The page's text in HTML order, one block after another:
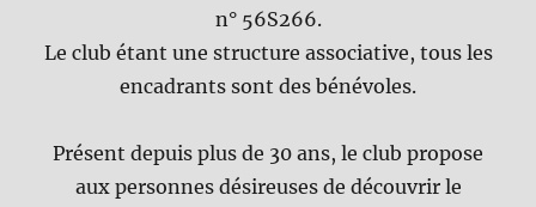
n° 56S266.
Le club étant une structure associative, tous les
encadrants sont des bénévoles.
Présent depuis plus de 30 ans, le club propose
aux personnes désireuses de découvrir le